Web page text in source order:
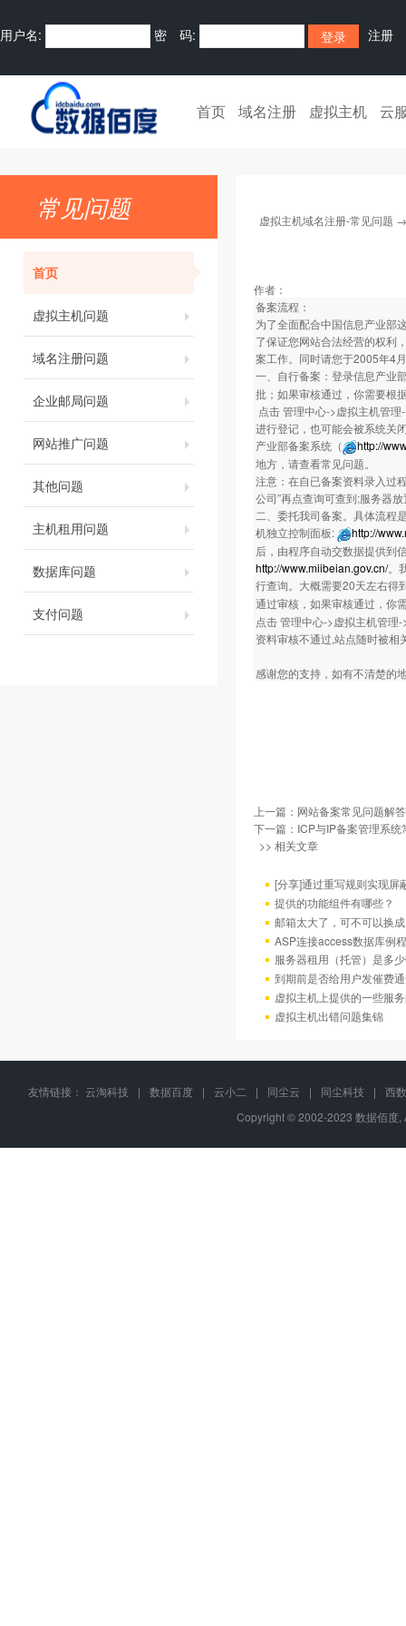
用户名: 密 码: 注册
首页 域名注册 虚拟主机 云
常见问题
首页
虚拟主机问题
域名注册问题
企业邮局问题
网站推广问题
其他问题
主机租用问题
数据库问题
支付问题
虚拟主机域名注册-常见问题
作者：
备案流程：
为了全面配合中国信息产业部
了保证您网站合法经营的权利
案工作。同时请您于2005年4
一、自行备案：登录信息产业
批；如果审核通过，你需要根
点击 管理中心->虚拟主机管
进行登记，也可能会被系统关
产业部备案系统（
http://
地方，请查看常见问题。
注意：在自已备案资料录入过
公司”再点查询可查到;服务器
二、委托我司备案。具体流程
机独立控制面板:
http://
后，由程序自动交数据提供到
http://www.miibeian.gov.cn/。
行查询。大概需要20天左右得
通过审核，如果审核通过，你
点击 管理中心->虚拟主机管理
资料审核不通过,站点随时被相
感谢您的支持，如有不清楚的
上一篇： 网站备案常见问题解
下一篇： ICP与IP备案管理系统
>> 相关文章
[分享]通过重写规则实现屏
提供的功能组件有哪些？
邮箱太大了，可不可以换
ASP连接access数据库例程
服务器租用（托管）是多
到期前是否给用户发催费
虚拟主机上提供的一些服
虚拟主机出错问题集锦
友情链接： 云淘科技 | 数据百度 | 云小二 | 同尘云 | 同尘科技 |
西
Copyright © 2002-2023 数据佰